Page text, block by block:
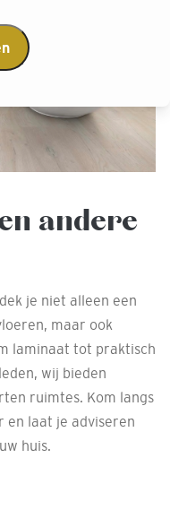
andere
je niet alleen een
maar ook
laminaat tot praktisch
wij bieden
ruimtes. Kom langs
en laat je adviseren
huis.